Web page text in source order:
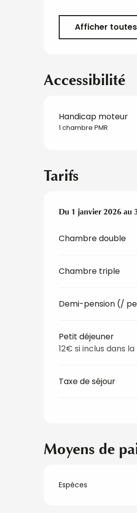
Afficher
Accessibilité
Handicap moteur
1 chambre PMR
Tarifs
Du 1 janvier 2026au
Du 1 janvier 2026au
Chambre double
Chambre triple
Demi-pension (/
Petit déjeuner
12€ si inclus dans
Taxe de séjour
Moyens de
Espèces